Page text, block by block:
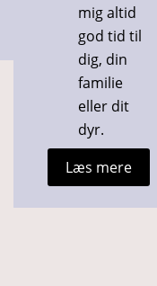
mig altid
god tid til
dig, din
familie
eller dit
dyr.
Læs mere